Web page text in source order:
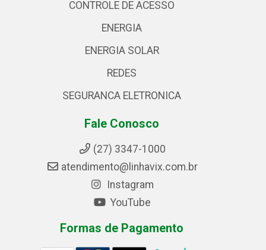
CONTROLE DE ACESSO
ENERGIA
ENERGIA SOLAR
REDES
SEGURANCA ELETRONICA
Fale Conosco
(27) 3347-1000
atendimento@linhavix.com.br
Instagram
YouTube
Formas de Pagamento